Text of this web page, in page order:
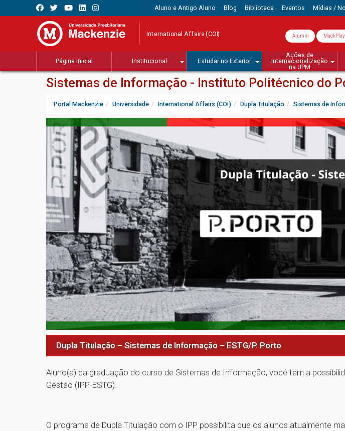
Aluno e Antigo Aluno Blog Biblioteca Eventos Mídias /
International Affairs (COI) Alumni MackPlay
Página Inicial Institucional Estudar no Exterior
Ações de
Internacionalização
na UPM
Sistemas de Informação - Instituto Politécnico do
Portal Mackenzie Universidade International Affairs (COI) Dupla Titulação Sistemas de
Dupla Titulação – Sistemas de Informação – ESTG/P. Porto
Aluno(a) da graduação do curso de Sistemas de Informação, você tem a
Gestão (IPP-ESTG).
O programa de Dupla Titulação com o IPP possibilita que os alunos atualmente